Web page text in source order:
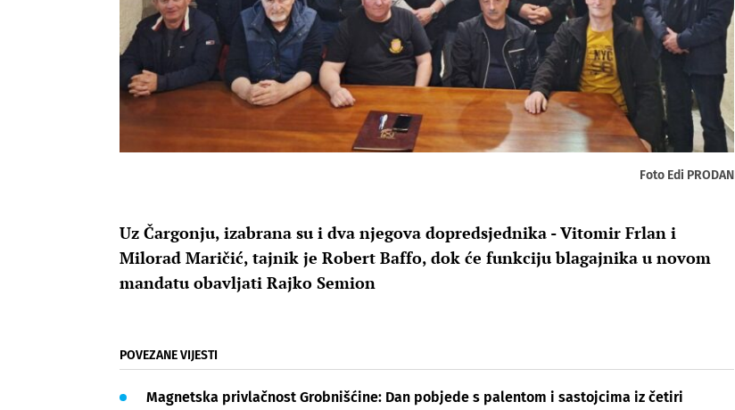
Foto Edi PRODAN
Uz Čargonju, izabrana su i dva njegova dopredsjednika - Vitomir Frlan i
Milorad Maričić, tajnik je Robert Baffo, dok će funkciju blagajnika u novom
mandatu obavljati Rajko Semion
POVEZANE VIJESTI
Magnetska privlačnost Grobnišćine: Dan pobjede s palentom i sastojcima iz četiri